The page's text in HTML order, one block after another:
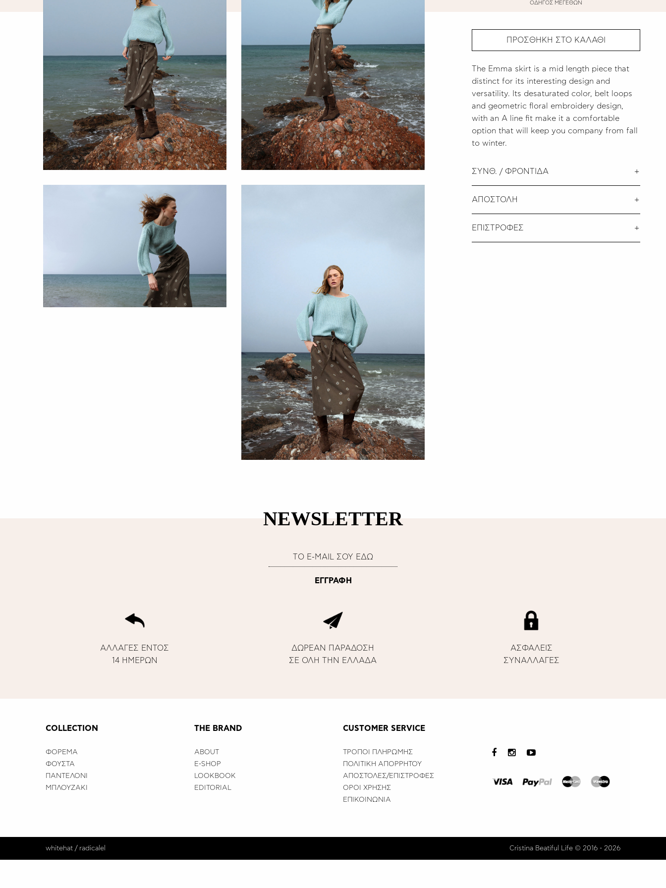
ΟΔΗΓΟΣ ΜΕΓΕΘΩΝ
ΠΡΟΣΘΗΚΗ ΣΤΟ ΚΑΛΑΘΙ
The Emma skirt is a mid length piece that
distinct for its interesting design and
versatility. Its desaturated color, belt loops
and geometric floral embroidery design,
with an A line fit make it a comfortable
option that will keep you company from fall
to winter.
ΣΥΝΘ. / ΦΡΟΝΤΙΔΑ
ΑΠΟΣΤΟΛΗ
ΕΠΙΣΤΡΟΦΕΣ
NEWSLETTER
ΑΛΛΑΓΕΣ ΕΝΤΟΣ
14 ΗΜΕΡΩΝ
ΔΩΡΕΑΝ ΠΑΡΑΔΟΣΗ
ΣΕ ΟΛΗ ΤΗΝ ΕΛΛΑΔΑ
ΑΣΦΑΛΕΙΣ
ΣΥΝΑΛΛΑΓΕΣ
COLLECTION
ΦΟΡΕΜΑ
ΦΟΥΣΤΑ
ΠΑΝΤΕΛΟΝΙ
ΜΠΛΟΥΖΑΚΙ
THE BRAND
ABOUT
E-SHOP
LOOKBOOK
EDITORIAL
CUSTOMER SERVICE
ΤΡΟΠΟΙ ΠΛΗΡΩΜΗΣ
ΠΟΛΙΤΙΚΗ ΑΠΟΡΡΗΤΟΥ
ΑΠΟΣΤΟΛΕΣ/ΕΠΙΣΤΡΟΦΕΣ
ΟΡΟΙ ΧΡΗΣΗΣ
ΕΠΙΚΟΙΝΩΝΙΑ
whitehat / radicalel Cristina Beatiful Life © 2016 - 2026